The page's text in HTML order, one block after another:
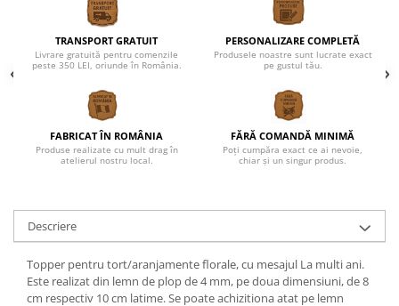
TRANSPORT GRATUIT
Livrare gratuită pentru comenzile
peste 350 LEI, oriunde în România.
PERSONALIZARE COMPLETĂ
Produsele noastre sunt lucrate exact
pe gustul tău.
FABRICAT ÎN ROMÂNIA
Produse realizate cu mult drag în
atelierul nostru local.
FĂRĂ COMANDĂ MINIMĂ
Poți cumpăra exact ce ai nevoie,
chiar și un singur produs.
Descriere
Topper pentru tort/aranjamente florale, cu mesajul La multi ani.
Este realizat din lemn de plop de 4 mm, pe doua dimensiuni, de 8
cm respectiv 10 cm latime. Se poate achizitiona atat pe lemn